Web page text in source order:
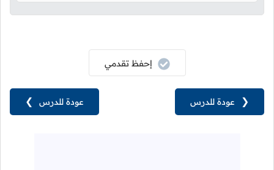
عودة للدرس ❯
إحفظ تقدمي
❮ عودة للدرس